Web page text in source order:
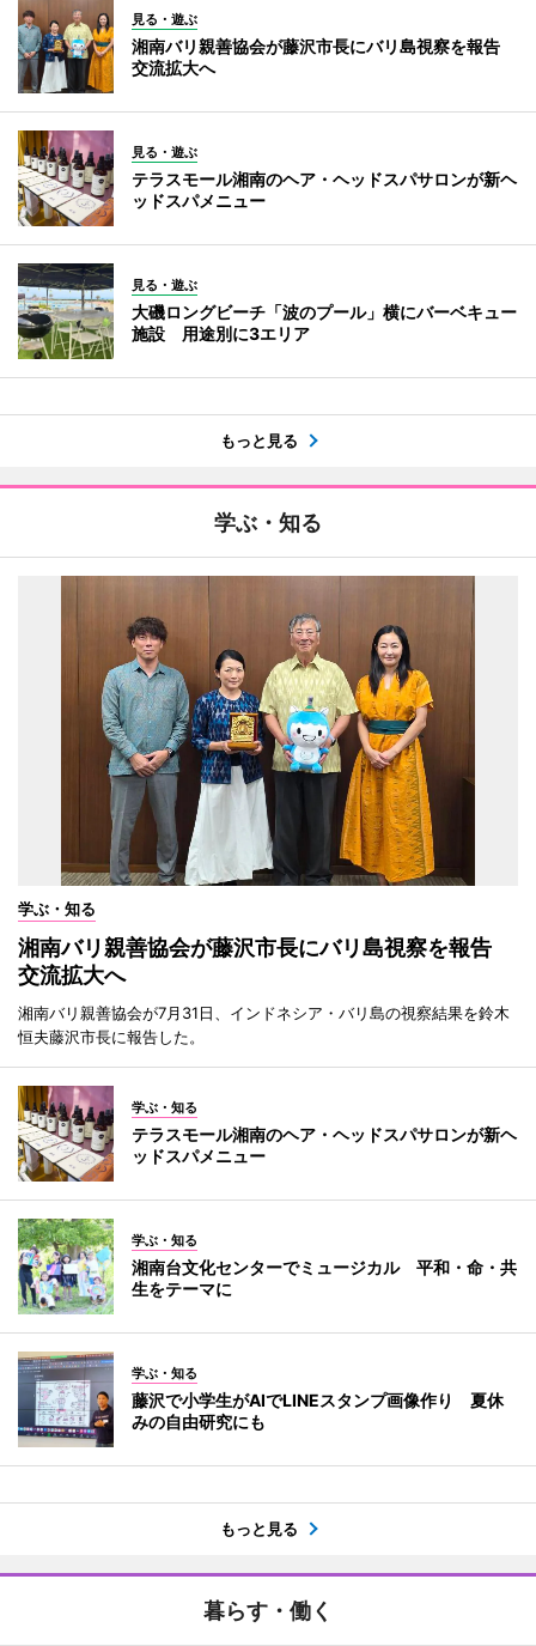
見る・遊ぶ
湘南バリ親善協会が藤沢市長にバリ島視察を報告
交流拡大へ
見る・遊ぶ
テラスモール湘南のヘア・ヘッドスパサロンが新ヘ
ッドスパメニュー
見る・遊ぶ
大磯ロングビーチ「波のプール」横にバーベキュー
施設 用途別に3エリア
もっと見る
学ぶ・知る
学ぶ・知る
湘南バリ親善協会が藤沢市長にバリ島視察を報告
交流拡大へ
湘南バリ親善協会が7月31日、インドネシア・バリ島の視察結果を鈴木
恒夫藤沢市長に報告した。
学ぶ・知る
テラスモール湘南のヘア・ヘッドスパサロンが新ヘ
ッドスパメニュー
学ぶ・知る
湘南台文化センターでミュージカル 平和・命・共
生をテーマに
学ぶ・知る
藤沢で小学生がAIでLINEスタンプ画像作り 夏休
みの自由研究にも
もっと見る
暮らす・働く